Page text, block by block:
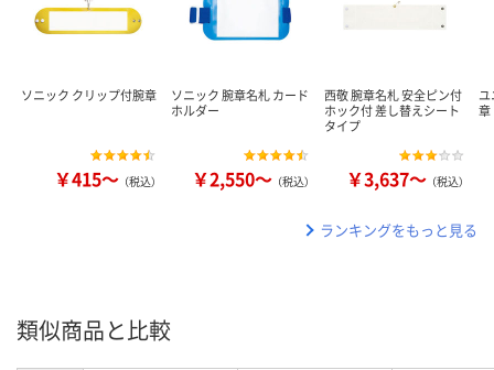
ソニック クリップ付腕章
￥415～ （税込）
ソニック 腕章名札 カード
ホルダー
￥2,550～ （税込）
西敬 腕章名札 安全ピン付
ホック付 差し替えシート
タイプ
￥3,637～ （税込）
ランキングをもっと見る
類似商品と比較